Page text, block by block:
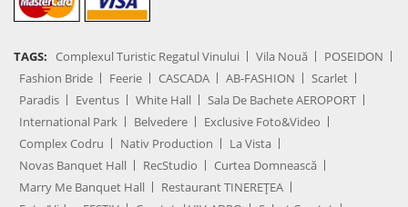
TAGS: Complexul Turistic Regatul Vinului Vila Nouă
POSEIDON
Fashion Bride
Feerie CASCADA AB-FASHION
Scarlet
Paradis
Eventus White Hall
Sala De Bachete AEROPORT
International Park
Belvedere
Exclusive Foto&Video
Complex Codru
Nativ Production
La Vista
Novas Banquet Hall
RecStudio
Curtea Domnească
Marry Me Banquet Hall
Restaurant TINEREȚEA